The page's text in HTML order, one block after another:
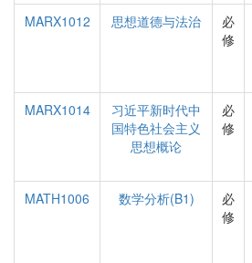
MARX1012
思想道德与法治
必
修
MARX1014
习近平新时代中
国特色社会主义
思想概论
必
修
MATH1006
数学分析(B1)
必
修